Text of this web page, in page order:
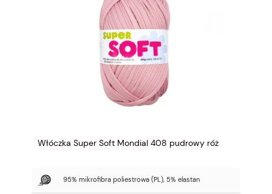
Włóczka Super Soft Mondial 408 pudrowy róż
95% mikrofibra poliestrowa (PL), 5% elastan